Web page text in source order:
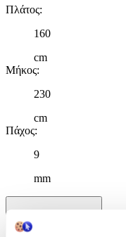
Πλάτος:
160
cm
Μήκος:
230
cm
Πάχος:
9
mm